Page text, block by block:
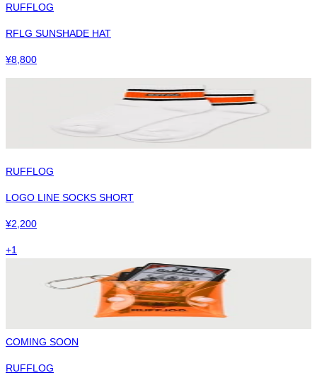
RUFFLOG
RFLG SUNSHADE HAT
¥8,800
RUFFLOG
LOGO LINE SOCKS SHORT
¥2,200
+1
COMING SOON
RUFFLOG